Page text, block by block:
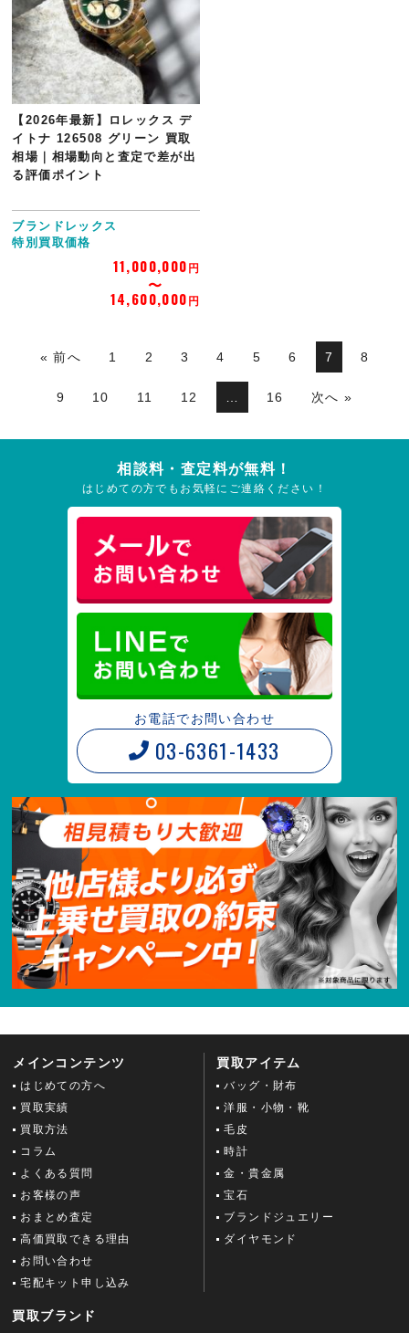
【2026年最新】ロレックス デ
イトナ 126508 グリーン 買取
相場｜相場動向と査定で差が出
る評価ポイント
ブランドレックス
特別買取価格
11,000,000円
14,600,000円
« 前へ 1 2 3 4 5 6 7 8
9 10 11 12 … 16 次へ »
相談料・査定料が無料！
はじめての方でもお気軽にご連絡ください！
お電話でお問い合わせ
03-6361-1433
メインコンテンツ
はじめての方へ
買取実績
買取方法
コラム
よくある質問
お客様の声
おまとめ査定
高価買取できる理由
お問い合わせ
宅配キット申し込み
買取アイテム
バッグ・財布
洋服・小物・靴
毛皮
時計
金・貴金属
宝石
ブランドジュエリー
ダイヤモンド
買取ブランド